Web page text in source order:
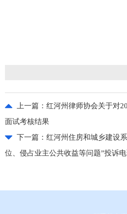
上一篇： 红河州律师协会关于对
面试考核结果
下一篇： 红河州住房和城乡建设
位、侵占业主公共收益等问题”投诉